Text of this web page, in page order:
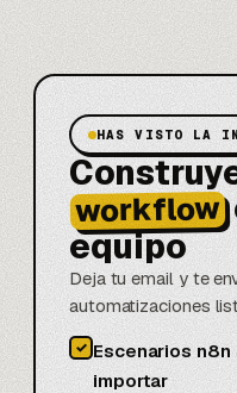
HAS VISTO LA
workflow
equipo
Deja tu email y te
automatizaciones
✓ Escenarios n8n
importar